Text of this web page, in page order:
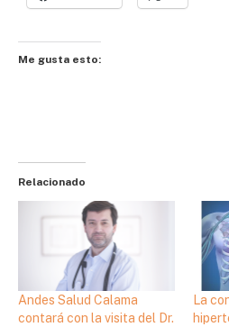
Me gusta esto:
Relacionado
Andes Salud Calama
contará con la visita del Dr.
La